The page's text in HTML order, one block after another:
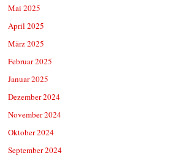
Mai 2025
April 2025
März 2025
Februar 2025
Januar 2025
Dezember 2024
November 2024
Oktober 2024
September 2024